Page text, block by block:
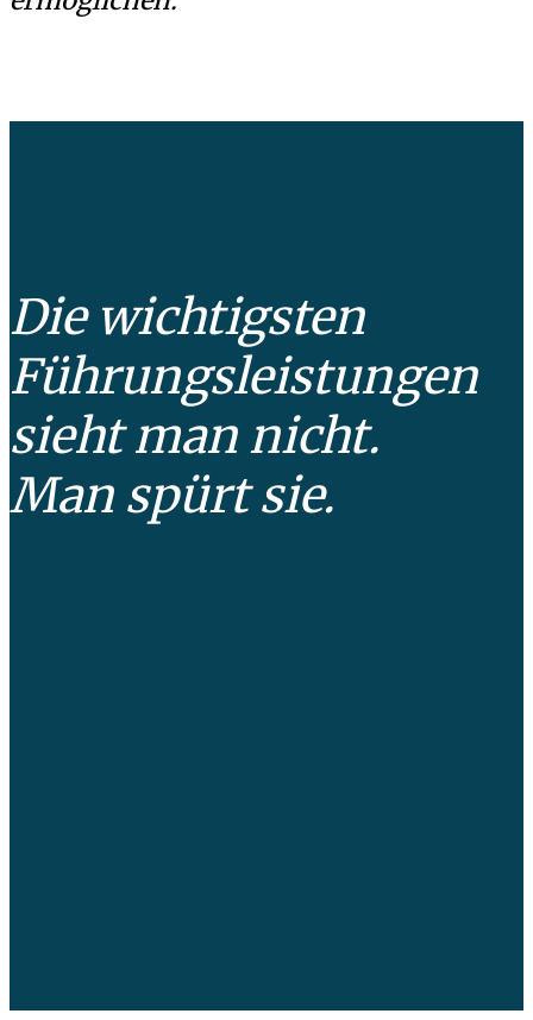
Die wichtigsten
Führungs­leistungen
sieht man nicht.
Man spürt sie.